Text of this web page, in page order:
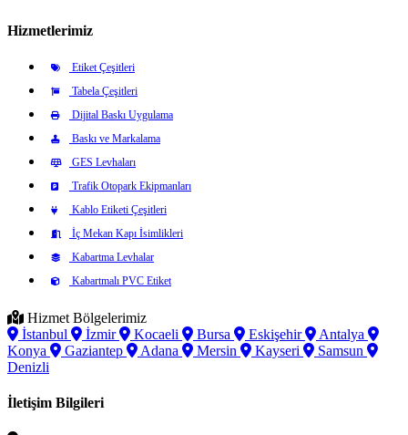
Hizmetlerimiz
Etiket Çeşitleri
Tabela Çeşitleri
Dijital Baskı Uygulama
Baskı ve Markalama
GES Levhaları
Trafik Otopark Ekipmanları
Kablo Etiketi Çeşitleri
İç Mekan Kapı İsimlikleri
Kabartma Levhalar
Kabartmalı PVC Etiket
Hizmet Bölgelerimiz
İstanbul
İzmir Kocaeli Bursa Eskişehir
Antalya
Konya
Gaziantep Adana Mersin Kayseri
Samsun
Denizli
İletişim Bilgileri